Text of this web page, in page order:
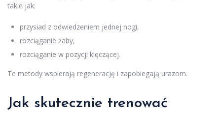
takie jak:
przysiad z odwiedzeniem jednej nogi,
rozciąganie żaby,
rozciąganie w pozycji klęczącej.
Te metody wspierają regenerację i zapobiegają urazom.
Jak skutecznie trenować